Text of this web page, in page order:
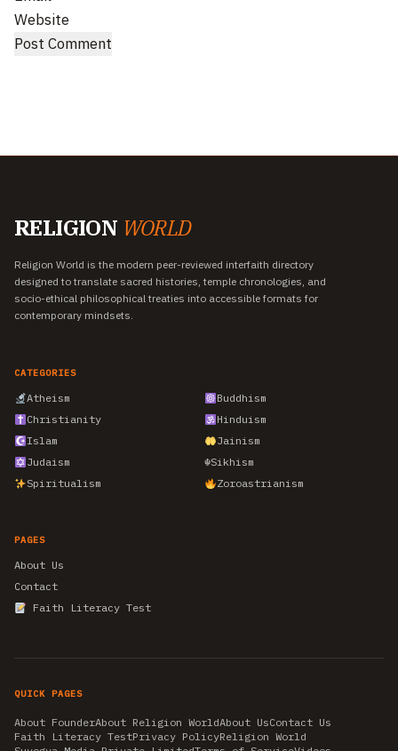
Website
RELIGION WORLD
Religion World is the modern peer-reviewed interfaith directory
designed to translate sacred histories, temple chronologies, and
socio-ethical philosophical treaties into accessible formats for
contemporary mindsets.
CATEGORIES
Atheism
Buddhism
Christianity
Hinduism
Islam
Jainism
Judaism
☬Sikhism
Spiritualism
Zoroastrianism
PAGES
About Us
Contact
Faith Literacy Test
QUICK PAGES
About FounderAbout Religion WorldAbout UsContact Us
Faith Literacy TestPrivacy PolicyReligion World